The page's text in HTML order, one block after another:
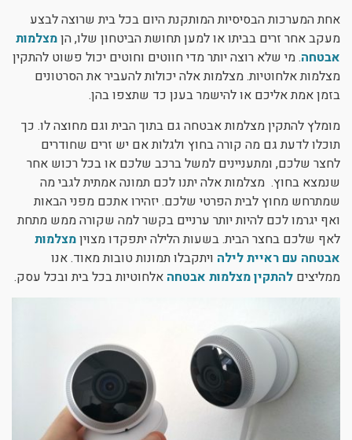
אחת המערכות הבסיסיות המותקנת היום בכל בית שרוצה לבצע
מעקב אחר זרים בביתו או למען תחושת הביטחון שלו, הןמצלמות
אבטחה. מי שלא רוצה יותר מדי חווטים וחוטים יכול פשוט להתקין
מצלמות אלחוטיות. מצלמות אלה יכולות להעביר את הסרטונים
בזמן אמת אליכם או להישמר בענן כד שתצפו בהן.
מומלץ להתקין מצלמות אבטחה גם בתוך הבית וגם מחוצה לו. כך
תוכלו לדעת גם מה קורה בחוץ ולגלות אם יש זרים שחודרים
לחצר שלכם, ומתעניינים למשל ברכב שלכם או בכל רכוש אחר
שנמצא בחוץ. מצלמות אלה יתנו לכם תמונה אמתית לגבי מה
שמתרחש מחוץ לבית הפרטי שלכם. יזהירו אתכם מפני הבאות
ואף יגרמו לכם להיות יותר ערניים בקשר למה שקורה ממש מתחת
לאף שלכם בחצר הבית. בשעות הלילה יתפקדו מצויןמצלמות
אבטחה עם ראיית לילה ויתקבלו תמונות טובות מאוד. אנו
ממליצים להתקין מצלמות אבטחה אלחוטיות בכל בית ובכל עסק.